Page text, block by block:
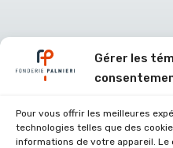
Gérer les
Pour vous offrir les meilleures
technologies telles que des
informations de votre appareil.